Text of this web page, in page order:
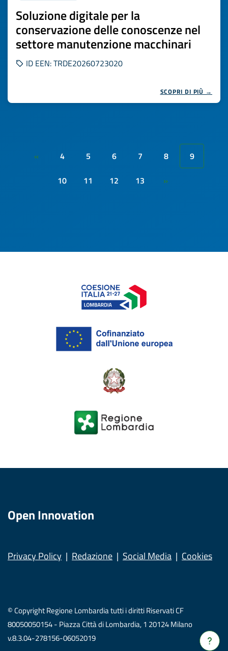
Verrà
Soluzione digitale per la
conservazione delle conoscenze nel
settore manutenzione macchinari
ID EEN: TRDE20260723020
SCOPRI DI PIÙ →
« 4 5 6 7 8
9
10
11 12 13 »
Open Innovation
Privacy Policy Redazione Social Media Cookies
© Copyright Regione Lombardia tutti i diritti Riservati CF
80050050154 - Piazza Città di Lombardia, 1 20124 Milano
v.8.3.04-278156-06052019